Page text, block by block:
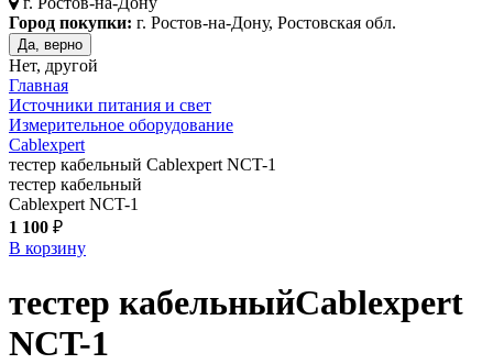
Город покупки: г. Ростов-на-Дону, Ростовская обл.
Да, верно
Нет, другой
Главная
Источники питания и свет
Измерительное оборудование
Cablexpert
тестер кабельный Cablexpert NCT-1
тестер кабельный
Cablexpert NCT-1
1 100 ₽
В корзину
тестер кабельныйCablexpert
NCT-1